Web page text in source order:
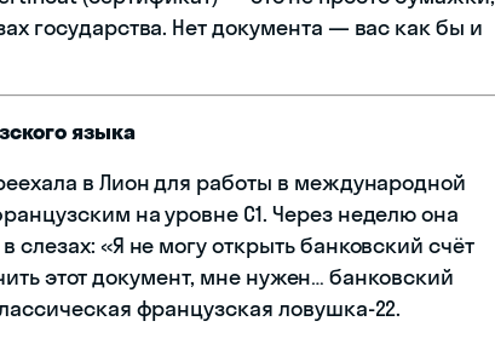
государства. Нет документа — вас как бы и
языка
в Лион для работы в международной
на уровне C1. Через неделю она
«Я не могу открыть банковский счёт
этот документ, мне нужен… банковский
французская ловушка-22.